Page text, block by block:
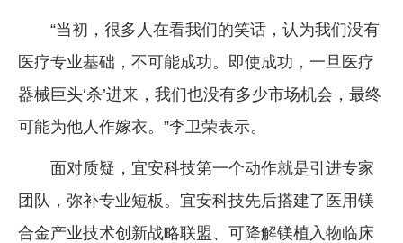
“当初，很多人在看我们的笑话，认为我们没有
医疗专业基础，不可能成功。即使成功，一旦医疗
器械巨头‘杀’进来，我们也没有多少市场机会，最终
可能为他人作嫁衣。”李卫荣表示。
面对质疑，宜安科技第一个动作就是引进专家
团队，弥补专业短板。宜安科技先后搭建了医用镁
合金产业技术创新战略联盟、可降解镁植入物临床